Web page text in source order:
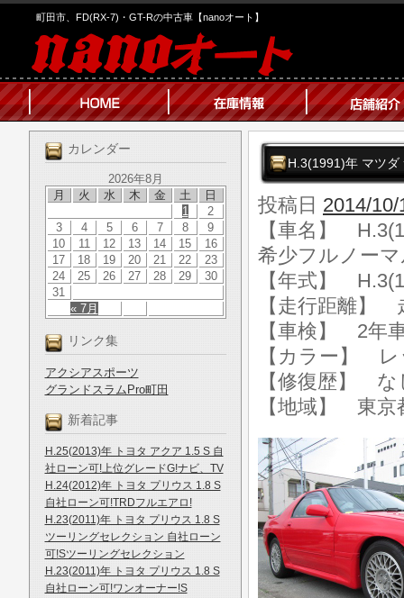
町田市、FD(RX-7)・GT-Rの中古車【nanoオート】
カレンダー
2026年8月
月
火 水 木 金 土 日
« 7月
1
2
3
4 5 6 7 8
9
10
11 12 13 14 15
16
17
18 19 20 21 22
23
24
25 26 27 28 29
30
31
リンク集
アクシアスポーツ
グランドスラムPro町田
新着記事
H.25(2013)年 トヨタ アクア 1.5 S 自
社ローン可!上位グレードG!ナビ、TV
H.24(2012)年 トヨタ プリウス 1.8 S
自社ローン可!TRDフルエアロ!
H.23(2011)年 トヨタ プリウス 1.8 S
ツーリングセレクション 自社ローン
可!Sツーリングセレクション
H.23(2011)年 トヨタ プリウス 1.8 S
自社ローン可!ワンオーナー!S
H.3(1991)年 マツダ
投稿日 2014/10/
【車名】
希少フルノー
【年式】
【走行距離】
【車検】 2年
【カラー】
【修復歴】 な
【地域】 東京